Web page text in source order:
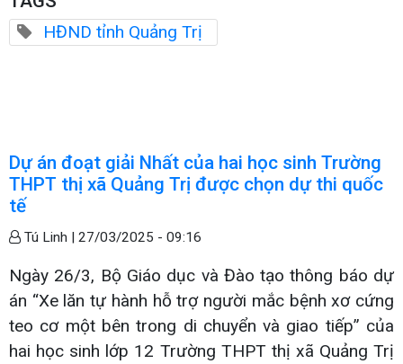
HĐND tỉnh Quảng Trị
Dự án đoạt giải Nhất của hai học sinh Trường
THPT thị xã Quảng Trị được chọn dự thi quốc
tế
Tú Linh | 27/03/2025 - 09:16
Ngày 26/3, Bộ Giáo dục và Đào tạo thông báo dự
án “Xe lăn tự hành hỗ trợ người mắc bệnh xơ cứng
teo cơ một bên trong di chuyển và giao tiếp” của
hai học sinh lớp 12 Trường THPT thị xã Quảng Trị